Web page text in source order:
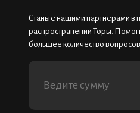
Станьте нашими партнерами в
распространении Торы.
большее количество